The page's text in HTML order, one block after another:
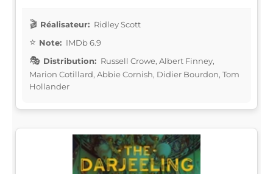
Réalisateur: Ridley Scott
Note: IMDb 6.9
Distribution: Russell Crowe, Albert Finney,
Marion Cotillard, Abbie Cornish, Didier Bourdon, Tom
Hollander